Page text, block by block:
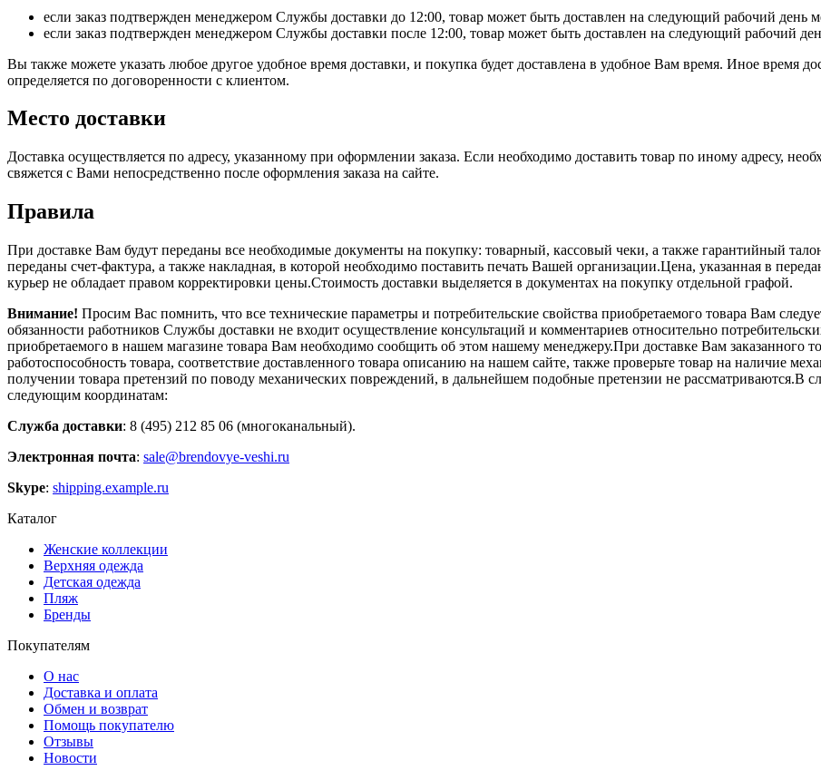
если заказ подтвержден менеджером Службы доставки до 12:00, товар может быть доставлен на следующий рабочий день
если заказ подтвержден менеджером Службы доставки после 12:00, товар может быть доставлен на следующий рабочий
Вы также можете указать любое другое удобное время доставки, и покупка будет доставлена в удобное Вам время. Иное время
определяется по договоренности с клиентом.
Место доставки
Доставка осуществляется по адресу, указанному при оформлении заказа. Если необходимо доставить товар по иному адресу,
свяжется с Вами непосредственно после оформления заказа на сайте.
Правила
При доставке Вам будут переданы все необходимые документы на покупку: товарный, кассовый чеки, а также гарантийный
переданы счет-фактура, а также накладная, в которой необходимо поставить печать Вашей организации.Цена, указанная в
курьер не обладает правом корректировки цены.Стоимость доставки выделяется в документах на покупку отдельной графой.
Внимание! Просим Вас помнить, что все технические параметры и потребительские свойства приобретаемого товара Вам
обязанности работников Службы доставки не входит осуществление консультаций и комментариев относительно
приобретаемого в нашем магазине товара Вам необходимо сообщить об этом нашему менеджеру.При доставке Вам заказанного
работоспособность товара, соответствие доставленного товара описанию на нашем сайте, также проверьте товар на наличие
получении товара претензий по поводу механических повреждений, в дальнейшем подобные претензии не рассматриваются.В
следующим координатам:
Служба доставки: 8 (495) 212 85 06 (многоканальный).
Электронная почта: sale@brendovye-veshi.ru
Skype: shipping.example.ru
Каталог
Женские коллекции
Верхняя одежда
Детская одежда
Пляж
Бренды
Покупателям
О нас
Доставка и оплата
Обмен и возврат
Помощь покупателю
Отзывы
Новости